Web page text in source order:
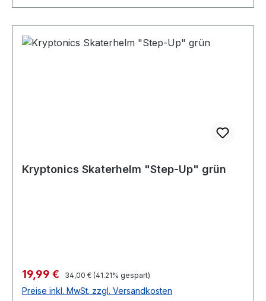
Kryptonics Skaterhelm "Step-Up" grün
Verkaufspreis:
19,99 € Regulärer Preis:
34,00 € (41.21% gespart)
Preise inkl. MwSt. zzgl. Versandkosten